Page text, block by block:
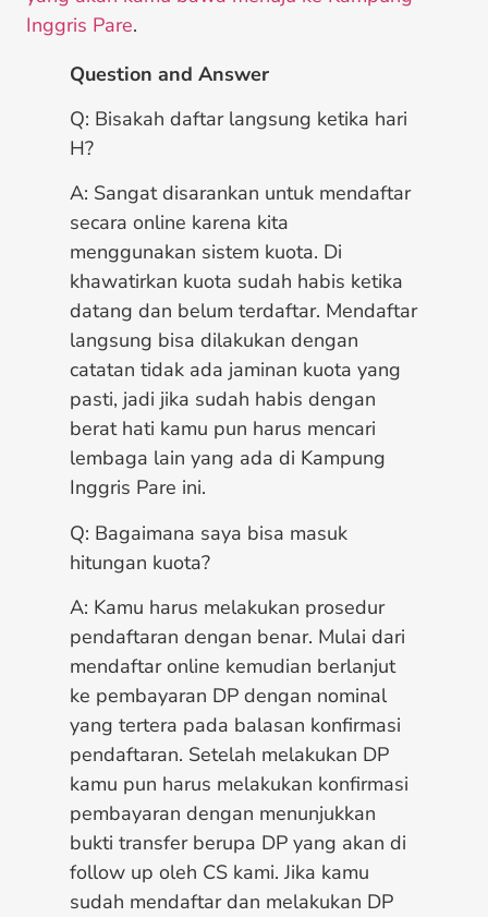
Inggris Pare.
Question and Answer
Q: Bisakah daftar langsung ketika hari
H?
A: Sangat disarankan untuk mendaftar
secara online karena kita
menggunakan sistem kuota. Di
khawatirkan kuota sudah habis ketika
datang dan belum terdaftar. Mendaftar
langsung bisa dilakukan dengan
catatan tidak ada jaminan kuota yang
pasti, jadi jika sudah habis dengan
berat hati kamu pun harus mencari
lembaga lain yang ada di Kampung
Inggris Pare ini.
Q: Bagaimana saya bisa masuk
hitungan kuota?
A: Kamu harus melakukan prosedur
pendaftaran dengan benar. Mulai dari
mendaftar online kemudian berlanjut
ke pembayaran DP dengan nominal
yang tertera pada balasan konfirmasi
pendaftaran. Setelah melakukan DP
kamu pun harus melakukan konfirmasi
pembayaran dengan menunjukkan
bukti transfer berupa DP yang akan di
follow up oleh CS kami. Jika kamu
sudah mendaftar dan melakukan DP